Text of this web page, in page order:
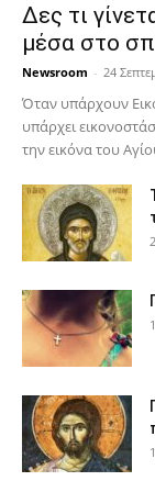
Δες τι
μέσα στο
Newsroom - 24
Όταν υπάρχουν
υπάρχει
την εικόνα του